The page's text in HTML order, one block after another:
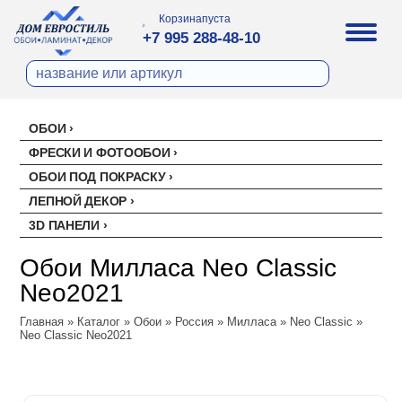
Корзинапуста
+7 995 288-48-10
ОБОИ
Все обои
Палитра
Палитра
Erismann
Erismann
Артекс
Ateliero
Милласа
Ambient
Ambient Vol.2
Ambient Vol.3
ФРЕСКИ И ФОТООБОИ
ОБОИ ПОД ПОКРАСКУ
Стеклохолст малярный
Ремонтный флизелин
ЛЕПНОЙ ДЕКОР
Перфект
3D ПАНЕЛИ
Панели под покраску
Цветные панели
Обои Милласа Neo Classic
Neo2021
Главная » Каталог »Обои » Россия » Милласа» Neo Classic »
Neo Classic Neo2021